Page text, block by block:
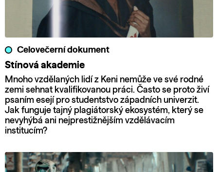
Celovečerní dokument
Stínová akademie
Mnoho vzdělaných lidí z Keni nemůže ve své rodné
zemi sehnat kvalifikovanou práci. Často se proto živí
psaním esejí pro studentstvo západních univerzit.
Jak funguje tajný plagiátorský ekosystém, který se
nevyhýbá ani nejprestižnějším vzdělávacím
institucím?